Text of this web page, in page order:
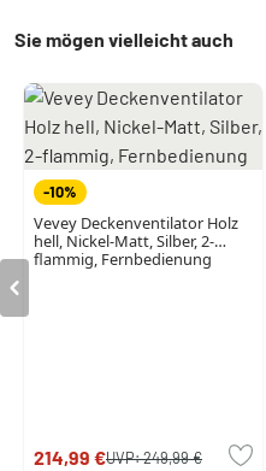
Sie mögen vielleicht auch
-10%
Vevey Deckenventilator Holz
hell, Nickel-Matt, Silber, 2-
flammig, Fernbedienung
214,99 €UVP:249,99 €